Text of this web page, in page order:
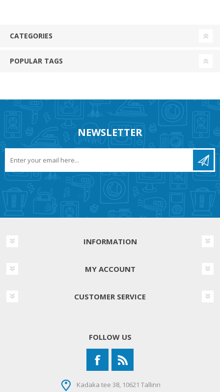
CATEGORIES
POPULAR TAGS
NEWSLETTER
INFORMATION
MY ACCOUNT
CUSTOMER SERVICE
FOLLOW US
Kadaka tee 38, 10621 Tallinn